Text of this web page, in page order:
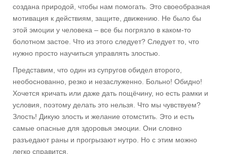
создана природой, чтобы нам помогать. Это своеобразная
мотивация к действиям, защите, движению. Не было бы
этой эмоции у человека – все бы погрязло в каком-то
болотном застое. Что из этого следует? Следует то, что
нужно просто научиться управлять злостью.
Представим, что один из супругов обидел второго,
необоснованно, резко и незаслуженно. Больно! Обидно!
Хочется кричать или даже дать пощёчину, но есть рамки и
условия, поэтому делать это нельзя. Что мы чувствуем?
Злость! Дикую злость и желание отомстить. Это и есть
самые опасные для здоровья эмоции. Они словно
разъедают раны и прогрызают нутро. Но с этим можно
легко справится.